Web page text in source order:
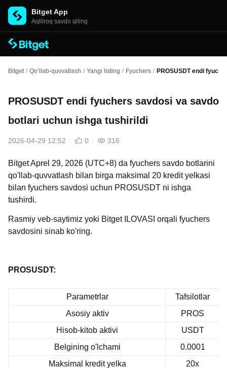
Bitget App
Aqlliroq savdo qiling
Bitget / Qo’llab-quvvatlash / Yangi listing / Fyuchers / PROSUSDT endi
PROSUSDT endi fyuchers savdosi va savdo
botlari uchun ishga tushirildi
2026-04-29 12:52 0 316
Bitget Aprel 29, 2026 (UTC+8) da fyuchers savdo botlarini
qo'llab-quvvatlash bilan birga maksimal 20 kredit yelkasi
bilan fyuchers savdosi uchun PROSUSDT ni ishga
tushirdi.
Rasmiy veb-saytimiz yoki Bitget ILOVASI orqali fyuchers
savdosini sinab ko'ring.
PROSUSDT:
Parametrlar
Tafsilotlar
Asosiy aktiv
PROS
Hisob-kitob aktivi
USDT
Belgining o'lchami
0.0001
Maksimal kredit yelka
20x